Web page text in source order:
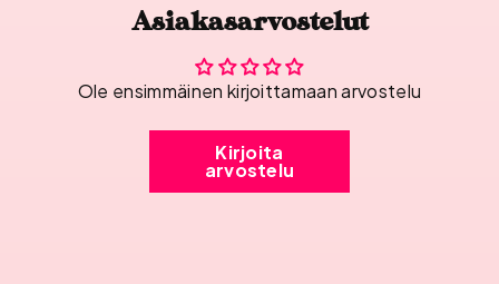
Asiakasarvostelut
Ole ensimmäinen kirjoittamaan arvostelu
Kirjoita
arvostelu